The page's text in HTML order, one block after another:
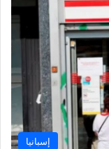
إسبانيا